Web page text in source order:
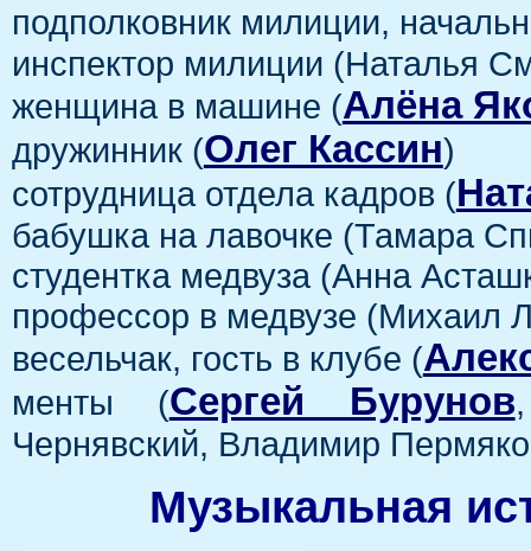
подполковник милиции,
инспектор милиции (Наталья
женщина в машине (Алёна
дружинник (Олег Кассин)
сотрудница отдела кадров (
бабушка на лавочке (Тамара
студентка медвуза (Анна
профессор в медвузе (Михаил
весельчак, гость в клубе (
менты (Сергей Бурунов
Чернявский, Владимир
Музыкальная